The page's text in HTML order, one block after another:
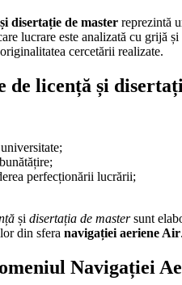
disertație de master reprezintă
lucrare este analizată cu grijă și
cercetării realizate.
licență și
perfecționării lucrării;
și disertația de mastersunt
din sfera navigației aeriene Air.
Navigației